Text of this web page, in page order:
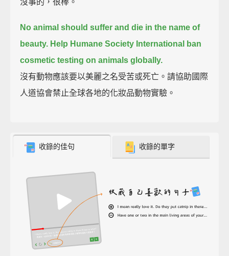
No animal should suffer and die in the name of
beauty. Help Humane Society International ban
cosmetic testing on animals globally.
沒有動物應該要以美麗之名受苦或死亡。請協助國際
人道協會禁止全球各地的化妝品動物實驗。
收錄的佳句 收錄的單字